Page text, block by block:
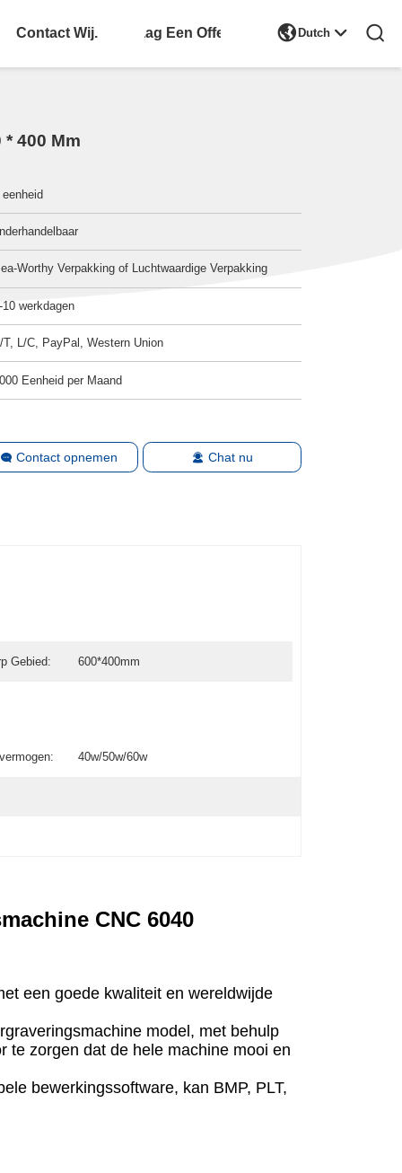
Contact Wij. Vraag Een Offerte Dutch 
400 Mm
eenheid
Worthy Verpakking of Luchtwaardige Verpakking
10 werkdagen
T, L/C, PayPal, Western Union
Eenheid per Maand
Contact opnemen Chat nu
Gebied: 600*400mm
40w/50w/60w
CNC 6040
een goede kwaliteit en wereldwijde
model, met behulp
te zorgen dat de hele machine mooi en
bewerkingssoftware, kan BMP, PLT,